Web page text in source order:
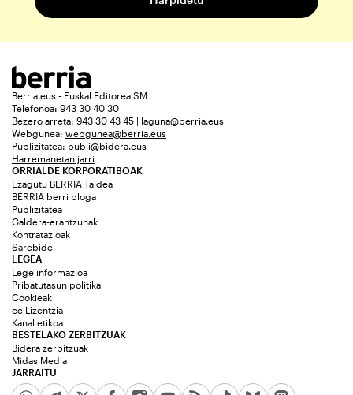
Berria.eus - Euskal Editorea SM
Telefonoa: 943 30 40 30
Bezero arreta: 943 30 43 45 | laguna@berria.eus
Webgunea: webgunea@berria.eus
Publizitatea: publi@bidera.eus
Harremanetan jarri
ORRIALDE KORPORATIBOAK
Ezagutu BERRIA Taldea
BERRIA berri bloga
Publizitatea
Galdera-erantzunak
Kontratazioak
Sarebide
JARRAITU
LEGEA
Lege informazioa
Pribatutasun politika
Cookieak
cc Lizentzia
Kanal etikoa
BESTELAKO ZERBITZUAK
Bidera zerbitzuak
Midas Media